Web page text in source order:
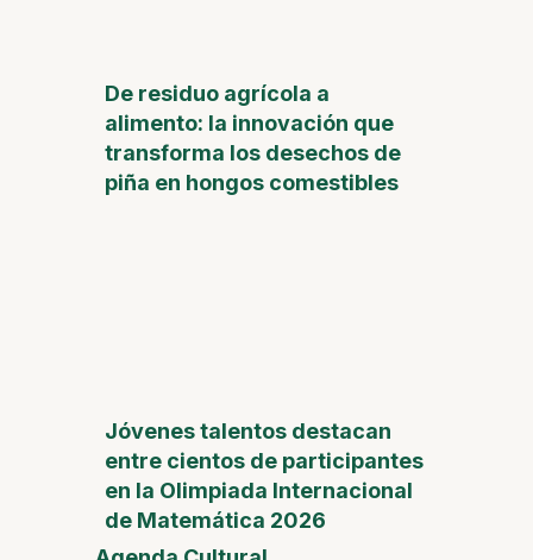
De residuo agrícola a
alimento: la innovación que
transforma los desechos de
piña en hongos comestibles
Jóvenes talentos destacan
entre cientos de participantes
en la Olimpiada Internacional
de Matemática 2026